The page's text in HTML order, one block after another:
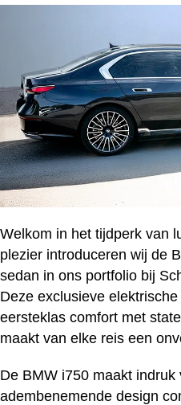
Welkom in het tijdperk van
plezier introduceren wij de
sedan in ons portfolio bij
Deze exclusieve
eersteklas comfort met
maakt van elke reis een
De BMW i750 maakt
adembenemende design